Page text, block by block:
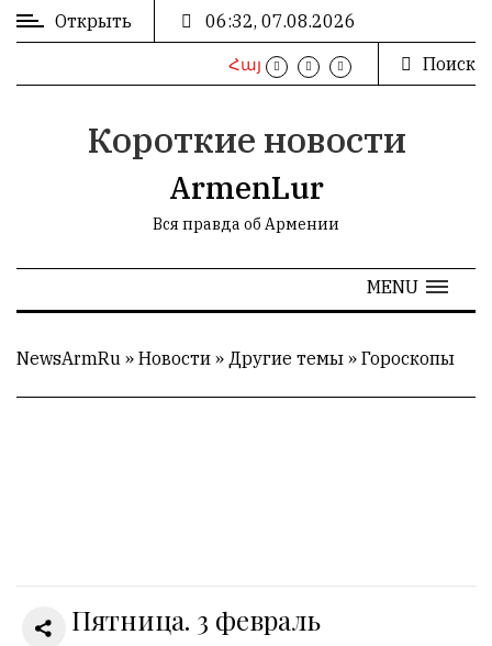
ВХОД
РЕГИСТРАЦИЯ
РЕКЛАМА
1
Гостей:
Открыть 06:32, 07.08.2026
Հայ Поиск
Короткие новости
ArmenLur
Вся правда об Армении
MENU
NewsArmRu » Новости » Другие темы » Гороскопы
Пятница. 3 февраль